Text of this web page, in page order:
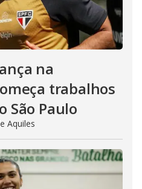
na
trabalhos
São Paulo
Aquiles